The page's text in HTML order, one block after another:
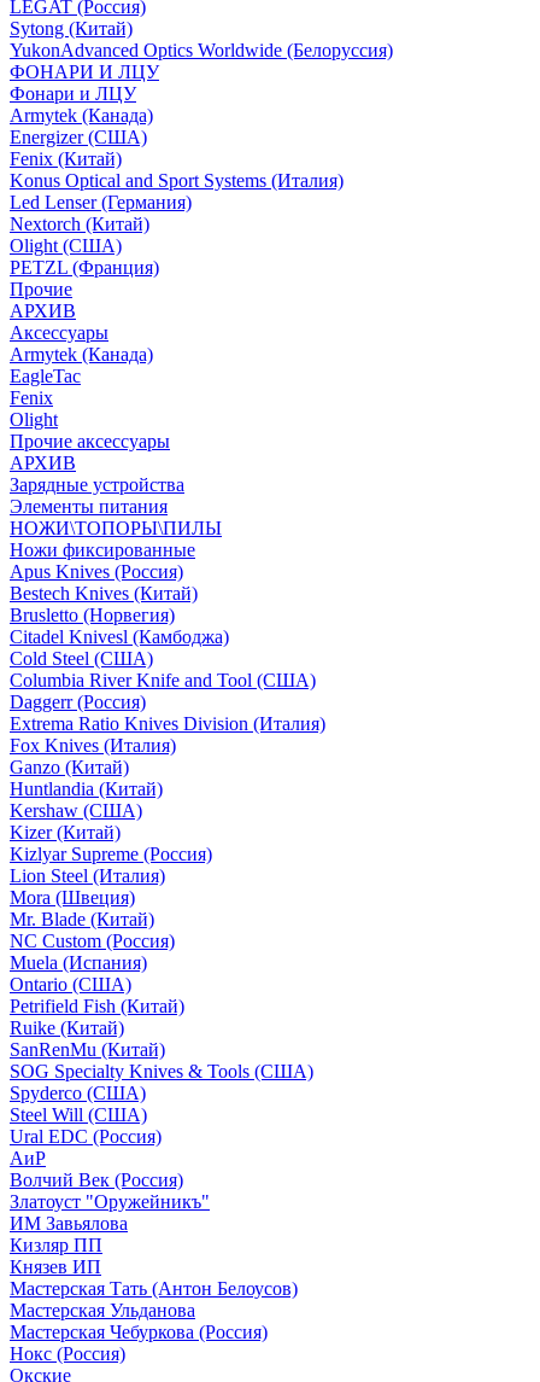
LEGAT (Россия)
Sytong (Китай)
YukonAdvanced Optics Worldwide (Белоруссия)
ФОНАРИ И ЛЦУ
Фонари и ЛЦУ
Armytek (Канада)
Energizer (США)
Fenix (Китай)
Konus Optical and Sport Systems (Италия)
Led Lenser (Германия)
Nextorch (Китай)
Olight (США)
PETZL (Франция)
Прочие
АРХИВ
Аксессуары
Armytek (Канада)
EagleTac
Fenix
Olight
Прочие аксессуары
АРХИВ
Зарядные устройства
Элементы питания
НОЖИ\ТОПОРЫ\ПИЛЫ
Ножи фиксированные
Apus Knives (Россия)
Bestech Knives (Китай)
Brusletto (Норвегия)
Citadel Knivesl (Камбоджа)
Cold Steel (США)
Columbia River Knife and Tool (США)
Daggerr (Россия)
Extrema Ratio Knives Division (Италия)
Fox Knives (Италия)
Ganzo (Китай)
Huntlandia (Китай)
Kershaw (США)
Kizer (Китай)
Kizlyar Supreme (Россия)
Lion Steel (Италия)
Mora (Швеция)
Mr. Blade (Китай)
NC Custom (Россия)
Muela (Испания)
Ontario (США)
Petrifield Fish (Китай)
Ruike (Китай)
SanRenMu (Китай)
SOG Specialty Knives & Tools (США)
Spyderco (США)
Steel Will (США)
Ural EDC (Россия)
АиР
Волчий Век (Россия)
Златоуст "Оружейникъ"
ИМ Завьялова
Кизляр ПП
Князев ИП
Мастерская Тать (Антон Белоусов)
Мастерская Ульданова
Мастерская Чебуркова (Россия)
Нокс (Россия)
Окские